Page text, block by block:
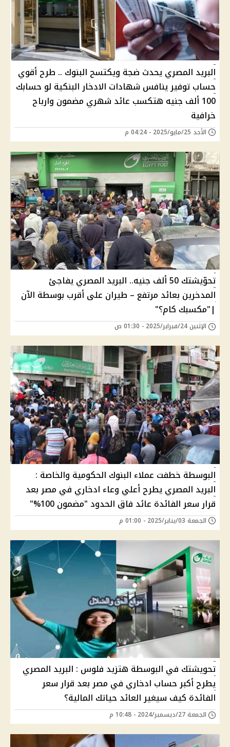
البريد المصري يحدث ضجة ويكتسح البنوك .. طرح أقوي
حساب توفير ينافس شهادات الادخار البنكية لو حسابك
100 ألف جنيه هتكسب عائد شهري مضمون وارباح
خرافية
الأحد 25/مايو/2025 - 04:24 م
تحوّيشتك 50 ألف جنيه.. البريد المصري يفاجئ
المدخرين بعائد مرتفع – طيران على أقرب بوسطة الآن
|"مكسبك كام؟"
الإثنين 24/فبراير/2025 - 01:30 ص
البوسطة خطفت عملاء البنوك الحكومية والخاصة :
البريد المصري يطرح أعلي وعاء ادخاري في مصر بعد
قرار سعر الفائدة عائد فاق الحدود "مضمون 100%"
الجمعة 03/يناير/2025 - 01:00 م
تحويشتك في البوسطة هتزيد فلوس : البريد المصري
يطرح أكبر حساب ادخاري في مصر بعد قرار سعر
الفائدة كيف سيغير العائد حياتك المالية؟
الجمعة 27/ديسمبر/2024 - 10:48 م